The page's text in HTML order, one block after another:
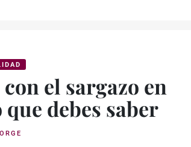
el sargazo en
debes saber